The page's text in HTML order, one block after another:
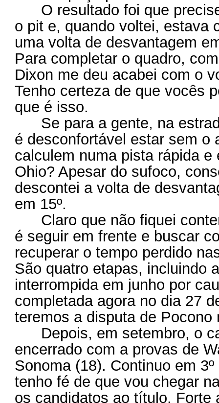
O resultado foi que
o pit e, quando voltei, estava
uma volta de desvantagem
Para completar o quadro,
Dixon me deu acabei com o
Tenho certeza de que vocês
que é isso.
Se para a gente, na
é desconfortável estar sem o
calculem numa pista rápida e
Ohio? Apesar do sufoco,
descontei a volta de
em 15º.
Claro que não fiquei
é seguir em frente e buscar
recuperar o tempo perdido
São quatro etapas, incluindo
interrompida em junho por
completada agora no dia 27
teremos a disputa de Pocono
Depois, em setembro, o
encerrado com a provas de
Sonoma (18). Continuo em
tenho fé de que vou chegar
os candidatos ao título. Forte